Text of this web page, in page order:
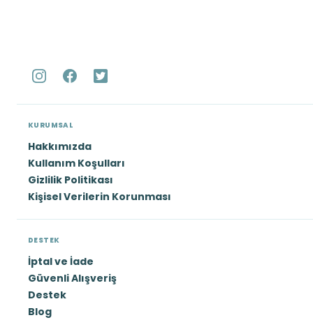
KURUMSAL
Hakkımızda
Kullanım Koşulları
Gizlilik Politikası
Kişisel Verilerin Korunması
DESTEK
İptal ve İade
Güvenli Alışveriş
Destek
Blog